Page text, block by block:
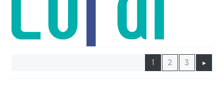
Productos Más Vendidos ▸
1 2 3 ▸